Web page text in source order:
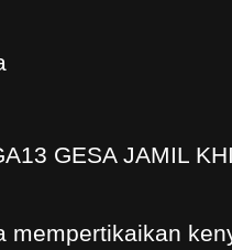
GESA JAMIL
mempertikaikan